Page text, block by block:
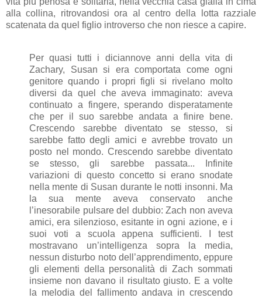
alla collina, ritrovandosi ora al centro della lotta razziale
scatenata da quel figlio introverso che non riesce a capire.
Per quasi tutti i diciannove anni della vita di
Zachary, Susan si era comportata come ogni
genitore quando i propri figli si rivelano molto
diversi da quel che aveva immaginato: aveva
continuato a fingere, sperando disperatamente
che per il suo sarebbe andata a finire bene.
Crescendo sarebbe diventato se stesso, si
sarebbe fatto degli amici e avrebbe trovato un
posto nel mondo. Crescendo sarebbe diventato
se stesso, gli sarebbe passata... Infinite
variazioni di questo concetto si erano snodate
nella mente di Susan durante le notti insonni. Ma
la sua mente aveva conservato anche
l’inesorabile pulsare del dubbio: Zach non aveva
amici, era silenzioso, esitante in ogni azione, e i
suoi voti a scuola appena sufficienti. I test
mostravano un’intelligenza sopra la media,
nessun disturbo noto dell’apprendimento, eppure
gli elementi della personalità di Zach sommati
insieme non davano il risultato giusto. E a volte
la melodia del fallimento andava in crescendo